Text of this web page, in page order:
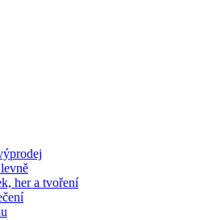
her a tvoření